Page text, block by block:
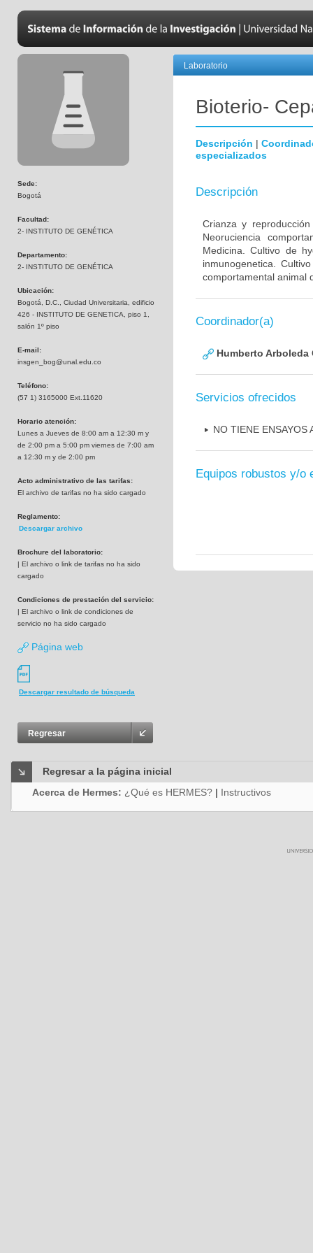
Sede:
Bogotá
Facultad:
2- INSTITUTO DE GENÉTICA
Departamento:
2- INSTITUTO DE GENÉTICA
Ubicación:
Bogotá, D.C., Ciudad Universitaria, edificio
426 - INSTITUTO DE GENETICA, piso 1,
salón 1º piso
E-mail:
insgen_bog@unal.edu.co
Teléfono:
(57 1) 3165000 Ext.11620
Horario atención:
Lunes a Jueves de 8:00 am a 12:30 m y
de 2:00 pm a 5:00 pm viernes de 7:00 am
a 12:30 m y de 2:00 pm
Acto administrativo de las tarifas:
El archivo de tarifas no ha sido cargado
Reglamento:
Descargar archivo
Brochure del laboratorio:
| El archivo o link de tarifas no ha sido
cargado
Condiciones de prestación del servicio:
| El archivo o link de condiciones de
servicio no ha sido cargado
Página web
Descargar resultado de búsqueda
Regresar
Laboratorio
Bioterio-
Descripción |
especializados
Descripción
Crianza y
Neoruciencia
Medicina. Cultivo de
inmunogenetica.
comportamental animal
Coordinador(a)
Humberto Arboleda
Servicios ofrecidos
NO TIENE ENSAYOS
Equipos robustos y/o
Regresar a la página inicial
Acerca de Hermes: ¿Qué es HERMES? | Instructivos